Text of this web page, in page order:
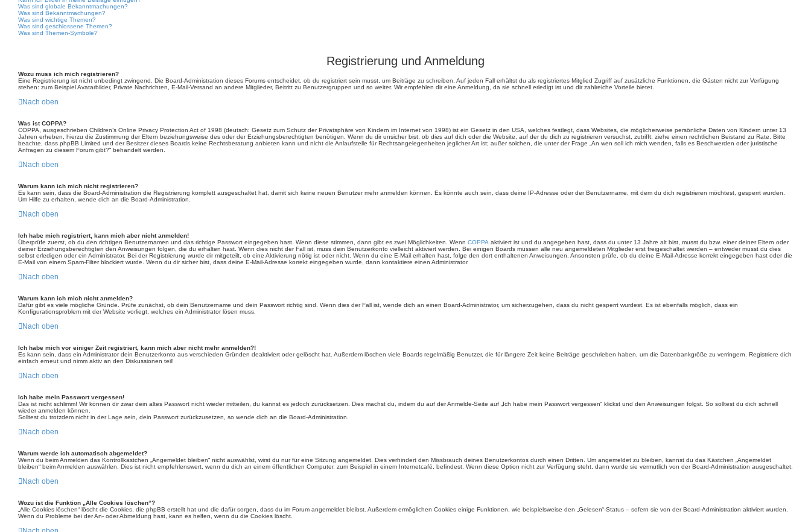
Was sind globale Bekanntmachungen?
Was sind Bekanntmachungen?
Was sind wichtige Themen?
Was sind geschlossene Themen?
Was sind Themen-Symbole?
Registrierung und Anmeldung
Wozu muss ich mich registrieren?
Eine Registrierung ist nicht unbedingt zwingend. Die Board-Administration dieses Forums entscheidet, ob du registriert sein musst, um Beiträge zu schreiben. Auf jeden Fall erhältst du als registriertes Mitglied Zugriff auf zusätzliche Funktionen, die Gästen nicht zur Verfügung
stehen: zum Beispiel Avatarbilder, Private Nachrichten, E-Mail-Versand an andere Mitglieder, Beitritt zu Benutzergruppen und so weiter. Wir empfehlen dir eine Anmeldung, da sie schnell erledigt ist und dir zahlreiche Vorteile bietet.
Nach oben
Was ist COPPA?
COPPA, ausgeschrieben Children’s Online Privacy Protection Act of 1998 (deutsch: Gesetz zum Schutz der Privatsphäre von Kindern im Internet von 1998) ist ein Gesetz in den USA, welches festlegt, dass Websites, die möglicherweise persönliche Daten von Kindern unter 13
Jahren erheben, hierzu die Zustimmung der Eltern beziehungsweise des oder der Erziehungsberechtigten benötigen. Wenn du dir unsicher bist, ob dies auf dich oder die Website, auf der du dich zu registrieren versuchst, zutrifft, ziehe einen rechtlichen Beistand zu Rate. Bitte
beachte, dass phpBB Limited und der Besitzer dieses Boards keine Rechtsberatung anbieten kann und nicht die Anlaufstelle für Rechtsangelegenheiten jeglicher Art ist; außer solchen, die unter der Frage „An wen soll ich mich wenden, falls es Beschwerden oder juristische
Anfragen zu diesem Forum gibt?“ behandelt werden.
Nach oben
Warum kann ich mich nicht registrieren?
Es kann sein, dass die Board-Administration die Registrierung komplett ausgeschaltet hat, damit sich keine neuen Benutzer mehr anmelden können. Es könnte auch sein, dass deine IP-Adresse oder der Benutzername, mit dem du dich registrieren möchtest, gesperrt wurden.
Um Hilfe zu erhalten, wende dich an die Board-Administration.
Nach oben
Ich habe mich registriert, kann mich aber nicht anmelden!
Überprüfe zuerst, ob du den richtigen Benutzernamen und das richtige Passwort eingegeben hast. Wenn diese stimmen, dann gibt es zwei Möglichkeiten. Wenn COPPA aktiviert ist und du angegeben hast, dass du unter 13 Jahre alt bist, musst du bzw. einer deiner Eltern oder
deiner Erziehungsberechtigten den Anweisungen folgen, die du erhalten hast. Wenn dies nicht der Fall ist, muss dein Benutzerkonto vielleicht aktiviert werden. Bei einigen Boards müssen alle neu angemeldeten Mitglieder erst freigeschaltet werden – entweder musst du dies
selbst erledigen oder ein Administrator. Bei der Registrierung wurde dir mitgeteilt, ob eine Aktivierung nötig ist oder nicht. Wenn du eine E-Mail erhalten hast, folge den dort enthaltenen Anweisungen. Ansonsten prüfe, ob du deine E-Mail-Adresse korrekt eingegeben hast oder die
E-Mail von einem Spam-Filter blockiert wurde. Wenn du dir sicher bist, dass deine E-Mail-Adresse korrekt eingegeben wurde, dann kontaktiere einen Administrator.
Nach oben
Warum kann ich mich nicht anmelden?
Dafür gibt es viele mögliche Gründe. Prüfe zunächst, ob dein Benutzername und dein Passwort richtig sind. Wenn dies der Fall ist, wende dich an einen Board-Administrator, um sicherzugehen, dass du nicht gesperrt wurdest. Es ist ebenfalls möglich, dass ein
Konfigurationsproblem mit der Website vorliegt, welches ein Administrator lösen muss.
Nach oben
Ich habe mich vor einiger Zeit registriert, kann mich aber nicht mehr anmelden?!
Es kann sein, dass ein Administrator dein Benutzerkonto aus verschieden Gründen deaktiviert oder gelöscht hat. Außerdem löschen viele Boards regelmäßig Benutzer, die für längere Zeit keine Beiträge geschrieben haben, um die Datenbankgröße zu verringern. Registriere dich
einfach erneut und nimm aktiv an den Diskussionen teil!
Nach oben
Ich habe mein Passwort vergessen!
Das ist nicht schlimm! Wir können dir zwar dein altes Passwort nicht wieder mitteilen, du kannst es jedoch zurücksetzen. Dies machst du, indem du auf der Anmelde-Seite auf „Ich habe mein Passwort vergessen“ klickst und den Anweisungen folgst. So solltest du dich schnell
wieder anmelden können.
Solltest du trotzdem nicht in der Lage sein, dein Passwort zurückzusetzen, so wende dich an die Board-Administration.
Nach oben
Warum werde ich automatisch abgemeldet?
Wenn du beim Anmelden das Kontrollkästchen „Angemeldet bleiben“ nicht auswählst, wirst du nur für eine Sitzung angemeldet. Dies verhindert den Missbrauch deines Benutzerkontos durch einen Dritten. Um angemeldet zu bleiben, kannst du das Kästchen „Angemeldet
bleiben“ beim Anmelden auswählen. Dies ist nicht empfehlenswert, wenn du dich an einem öffentlichen Computer, zum Beispiel in einem Internetcafé, befindest. Wenn diese Option nicht zur Verfügung steht, dann wurde sie vermutlich von der Board-Administration ausgeschaltet.
Nach oben
Wozu ist die Funktion „Alle Cookies löschen“?
„Alle Cookies löschen“ löscht die Cookies, die phpBB erstellt hat und die dafür sorgen, dass du im Forum angemeldet bleibst. Außerdem ermöglichen Cookies einige Funktionen, wie beispielsweise den „Gelesen“-Status – sofern sie von der Board-Administration aktiviert wurden.
Wenn du Probleme bei der An- oder Abmeldung hast, kann es helfen, wenn du die Cookies löscht.